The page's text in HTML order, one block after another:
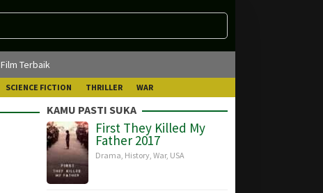
Film Terbaik
SCIENCE FICTION THRILLER WAR
KAMU PASTI SUKA
First They Killed My
Father 2017
Drama, History, War, USA